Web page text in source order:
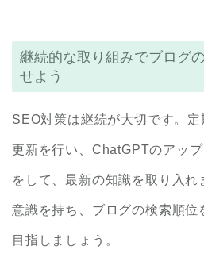
継続的な取り組みでブログ
せよう
SEO対策は継続が大切です。
更新を行い、ChatGPTのアッ
をして、最新の知識を取り入れ
意識を持ち、ブログの検索順位
目指しましょう。